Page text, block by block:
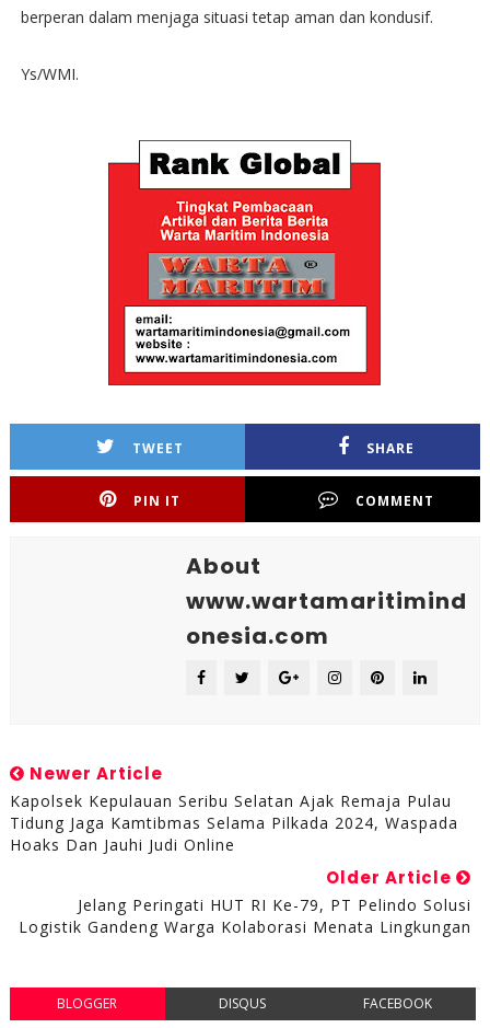
berperan dalam menjaga situasi tetap aman dan kondusif.
Ys/WMI.
TWEET SHARE
PIN IT COMMENT
About
www.wartamaritimind
onesia.com
Newer Article
Kapolsek Kepulauan Seribu Selatan Ajak Remaja Pulau
Tidung Jaga Kamtibmas Selama Pilkada 2024, Waspada
Hoaks Dan Jauhi Judi Online
Older Article
Jelang Peringati HUT RI Ke-79, PT Pelindo Solusi
Logistik Gandeng Warga Kolaborasi Menata Lingkungan
BLOGGER DISQUS FACEBOOK